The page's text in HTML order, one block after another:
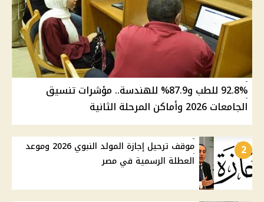
92.8% للطب و87.9% للهندسة.. مؤشرات تنسيق
الجامعات 2026 وأماكن المرحلة الثانية
2
موقف ترحيل إجازة المولد النبوي 2026 وموعد
العطلة الرسمية في مصر